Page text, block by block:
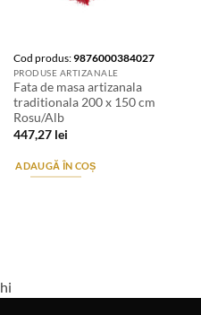
Cod produs:9876000384027
PRODUSE ARTIZANALE
Fata de masa artizanala
traditionala 200 x 150 cm
Rosu/Alb
447,27 lei
ADAUGĂ ÎN COȘ
hi